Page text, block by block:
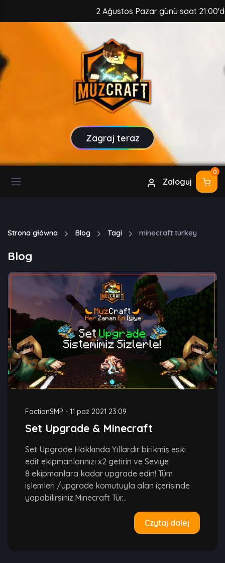
2 Ağustos Pazar günü saat
Zagraj teraz
Zaloguj
0
Strona główna Blog Tagi minecraft turkey
Blog
FactionSMP - 11 paź 2021 23:09
Set Upgrade & Minecraft
Set Upgrade Hakkında Yıllardır birikmiş eski
edit ekipmanlarınızı x2 getirin ve Seviye
8 ekipmanlara kadar upgrade edin! Tüm
işlemleri /upgrade komutuyla alan içerisinde
yapabilirsiniz.Minecraft Tür...
Czytaj dalej